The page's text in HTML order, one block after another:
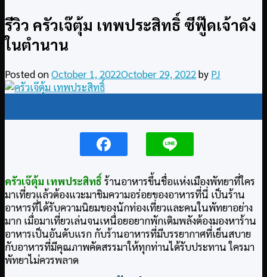
รีวิว ครัวเจ๊ตุ้ม เทพประสิทธิ์ ซีฟู๊ดเจ้าดัง
ในตำนาน
Posted onOctober 1, 2022October 29, 2022by PJ
ครัวเจ๊ตุ้ม เทพประสิทธิ์ ร้านอาหารขึ้นชื่อแห่งเมืองพัทยาที่ใคร
มาเที่ยวแล้วต้องแวะมาชิมความอร่อยของอาหารที่นี่ เป็นร้าน
อาหารที่ได้รับความนิยมของนักท่องเที่ยวและคนในพัทยาอย่าง
มาก เมื่อมาเที่ยวเล่นจนเหนื่อยอยากพักเติมพลังต้องมองหาร้าน
อาหารเป็นอันดับแรก กับร้านอาหารที่มีบรรยากาศที่เย็นสบาย
กับอาหารที่มีคุณภาพคัดสรรมาให้ทุกท่านได้รับประทาน ใครมา
พัทยาไม่ควรพลาด